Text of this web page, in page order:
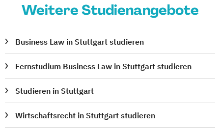
Weitere Studienangebote
Business Law in Stuttgart studieren
Fernstudium Business Law in Stuttgart studieren
Studieren in Stuttgart
Wirtschaftsrecht in Stuttgart studieren